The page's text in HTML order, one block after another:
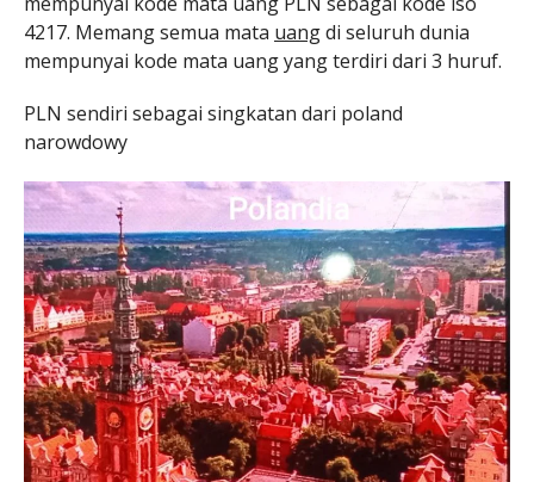
4217. Memang semua mata uangdi seluruh dunia
mempunyai kode mata uang yang terdiri dari 3 huruf.
PLN sendiri sebagai singkatan dari poland
narowdowy